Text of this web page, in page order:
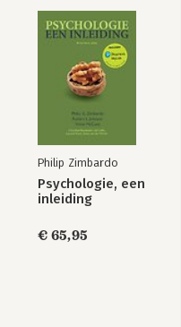
Philip Zimbardo
Psychologie, een
inleiding
€ 65,95